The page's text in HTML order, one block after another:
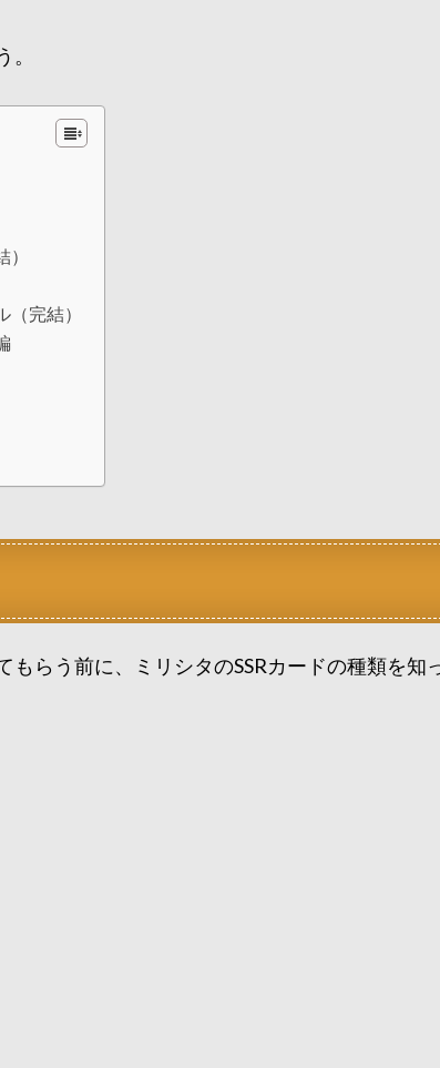
完結）
もらう前に、ミリシタのSSRカードの種類を知